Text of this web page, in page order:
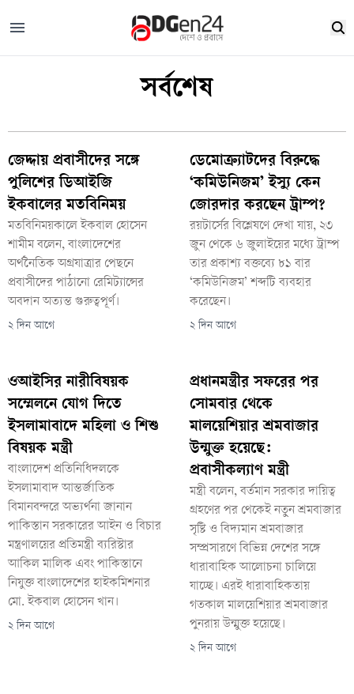
সর্বশেষ
লিবিয়ার উপ-প্রধানমন্ত্রীর সঙ্গে বাংলাদেশের
জেদ্দায় প্রবাসীদের সঙ্গে
পুলিশের ডিআইজি
ইকবালের মতবিনিময়
মতবিনিময়কালে ইকবাল হোসেন
শামীম বলেন, বাংলাদেশের
অর্থনৈতিক অগ্রযাত্রার পেছনে
প্রবাসীদের পাঠানো রেমিট্যান্সের
অবদান অত্যন্ত গুরুত্বপূর্ণ।
২ দিন আগে
ডেমোক্র্যাটদের বিরুদ্ধে
‘কমিউনিজম’ ইস্যু কেন
জোরদার করছেন ট্রাম্প?
রয়টার্সের বিশ্লেষণে দেখা যায়, ২৩
জুন থেকে ৬ জুলাইয়ের মধ্যে ট্রাম্প
তার প্রকাশ্য বক্তব্যে ৮১ বার
‘কমিউনিজম’ শব্দটি ব্যবহার
করেছেন।
২ দিন আগে
ওআইসির নারীবিষয়ক
সম্মেলনে যোগ দিতে
ইসলামাবাদে মহিলা ও শিশু
বিষয়ক মন্ত্রী
বাংলাদেশ প্রতিনিধিদলকে
ইসলামাবাদ আন্তর্জাতিক
বিমানবন্দরে অভ্যর্থনা জানান
পাকিস্তান সরকারের আইন ও বিচার
মন্ত্রণালয়ের প্রতিমন্ত্রী ব্যরিস্টার
আকিল মালিক এবং পাকিস্তানে
নিযুক্ত বাংলাদেশের হাইকমিশনার
মো. ইকবাল হোসেন খান।
২ দিন আগে
প্রধানমন্ত্রীর সফরের পর
সোমবার থেকে
মালয়েশিয়ার শ্রমবাজার
উন্মুক্ত হয়েছে:
প্রবাসীকল্যাণ মন্ত্রী
মন্ত্রী বলেন, বর্তমান সরকার দায়িত্ব
গ্রহণের পর থেকেই নতুন শ্রমবাজার
সৃষ্টি ও বিদ্যমান শ্রমবাজার
সম্প্রসারণে বিভিন্ন দেশের সঙ্গে
ধারাবাহিক আলোচনা চালিয়ে
যাচ্ছে। এরই ধারাবাহিকতায়
গতকাল মালয়েশিয়ার শ্রমবাজার
পুনরায় উন্মুক্ত হয়েছে।
২ দিন আগে